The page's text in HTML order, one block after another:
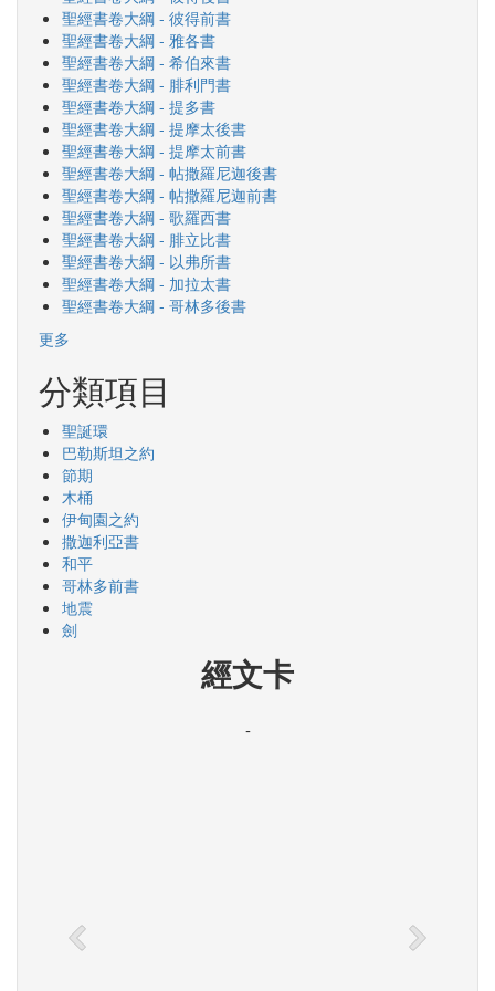
聖經書卷大綱 - 彼得前書
聖經書卷大綱 - 雅各書
聖經書卷大綱 - 希伯來書
聖經書卷大綱 - 腓利門書
聖經書卷大綱 - 提多書
聖經書卷大綱 - 提摩太後書
聖經書卷大綱 - 提摩太前書
聖經書卷大綱 - 帖撒羅尼迦後書
聖經書卷大綱 - 帖撒羅尼迦前書
聖經書卷大綱 - 歌羅西書
聖經書卷大綱 - 腓立比書
聖經書卷大綱 - 以弗所書
聖經書卷大綱 - 加拉太書
聖經書卷大綱 - 哥林多後書
更多
分類項目
聖誕環
巴勒斯坦之約
節期
木桶
伊甸園之約
撒迦利亞書
和平
哥林多前書
地震
劍
經文卡
-